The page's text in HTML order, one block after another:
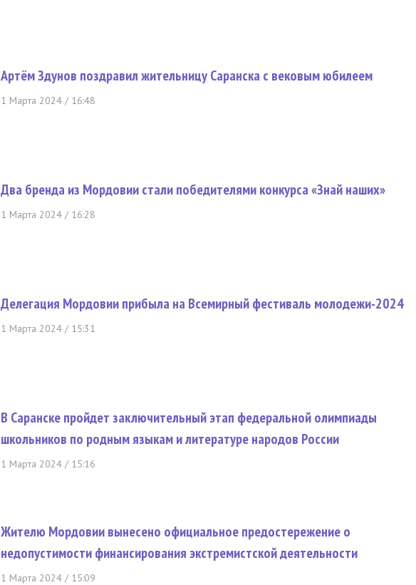
Артём Здунов поздравил жительницу Саранска с вековым юбилеем
1 Марта 2024 / 16:48
Два бренда из Мордовии стали победителями конкурса «Знай наших»
1 Марта 2024 / 16:28
Делегация Мордовии прибыла на Всемирный фестиваль молодежи-2024
1 Марта 2024 / 15:31
В Саранске пройдет заключительный этап федеральной олимпиады
школьников по родным языкам и литературе народов России
1 Марта 2024 / 15:16
Жителю Мордовии вынесено официальное предостережение о
недопустимости финансирования экстремистской деятельности
1 Марта 2024 / 15:09